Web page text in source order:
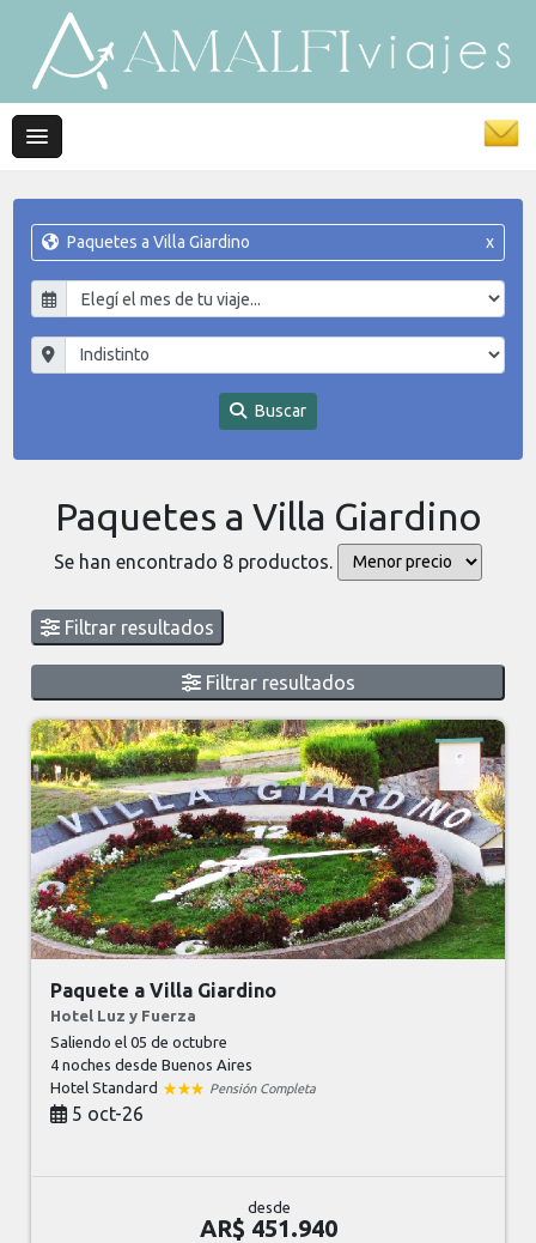
Paquetes a Villa Giardino x
Buscar
Paquetes a Villa Giardino
Se han encontrado 8 productos.
Filtrar resultados
Filtrar resultados
Paquete a Villa Giardino
Hotel Luz y Fuerza
Saliendo el 05 de octubre
4 nochesdesde Buenos Aires
Hotel Standard
Pensión Completa
5 oct-26
desde
AR$ 451.940